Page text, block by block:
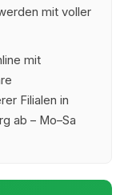
mit voller
mit
Filialen in
ab – Mo–Sa